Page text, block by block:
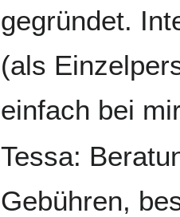
gegründet.
(als
einfach bei
Tessa:
Gebühren,